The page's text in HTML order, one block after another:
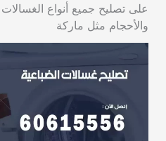
على تصليح جميع أنواع
والأحجام مثل ماركة